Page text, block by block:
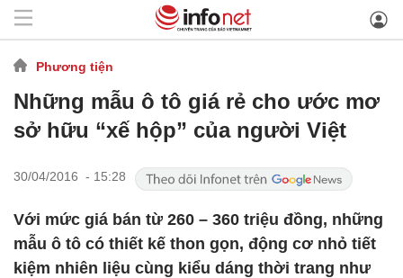
Phương tiện
Những mẫu ô tô giá rẻ cho ước mơ
sở hữu “xế hộp” của người Việt
30/04/2016 - 15:28
Với mức giá bán từ 260 – 360 triệu đồng, những
mẫu ô tô có thiết kế thon gọn, động cơ nhỏ tiết
kiệm nhiên liệu cùng kiểu dáng thời trang như